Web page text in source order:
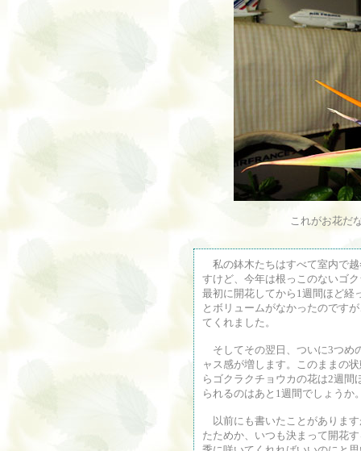
これがお花だ
私の鉢木たちはすべて室内で
すけど、今年は根っこのないゴ
最初に開花してから1週間ほど経
とボリュームがなかったのです
てくれました。
そしてその翌日、ついに3つめ
ャス感が増します。このままの
らゴクラクチョウカの花は2週
られるのはあと1週間でしょうか
以前にも書いたことがありま
たためか、いつも決まって開花